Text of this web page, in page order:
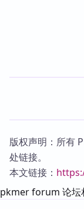
版权声明：所有
处链接。
本文链接：
pkmer forum 论坛